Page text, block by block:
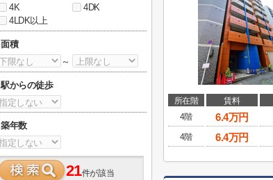
所在階 賃料
4階
6.4万円
4階
6.4万円
4K
4DK
4LDK以上
面積
～
駅からの徒歩
築年数
21件が該当